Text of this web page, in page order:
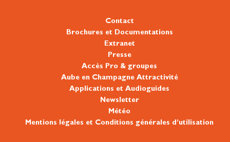
Contact
Brochures et Documentations
Extranet
Presse
Accès Pro & groupes
Aube en Champagne Attractivité
Applications et Audioguides
Newsletter
Météo
Mentions légales et Conditions générales d’utilisation